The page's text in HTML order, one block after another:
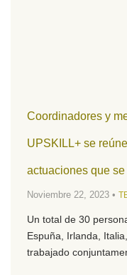
Coordinadores y
UPSKILL+ se
actuaciones que
Noviembre 22, 2023 •
Un total de 30
Espuña, Irlanda,
trabajado